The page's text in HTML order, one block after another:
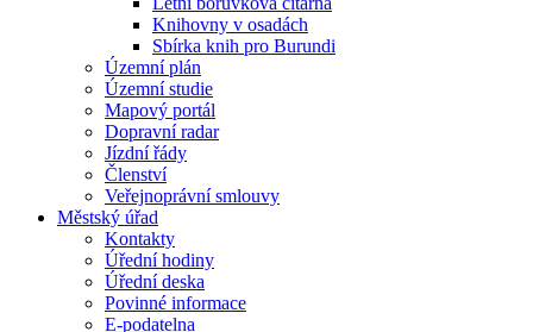
Knihovny v osadách
Sbírka knih pro Burundi
Územní plán
Územní studie
Mapový portál
Dopravní radar
Jízdní řády
Členství
Veřejnoprávní smlouvy
Městský úřad
Kontakty
Úřední hodiny
Úřední deska
Povinné informace
E-podatelna